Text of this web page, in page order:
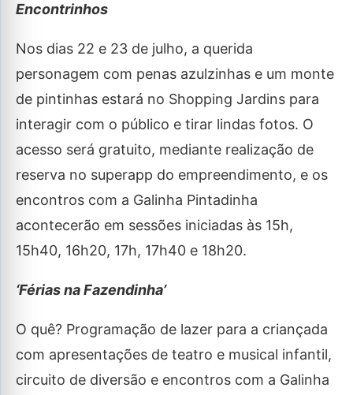
Encontrinhos
Nos dias 22 e 23 de julho, a querida
personagem com penas azulzinhas e um monte
de pintinhas estará no Shopping Jardins para
interagir com o público e tirar lindas fotos. O
acesso será gratuito, mediante realização de
reserva no superapp do empreendimento, e os
encontros com a Galinha Pintadinha
acontecerão em sessões iniciadas às 15h,
15h40, 16h20, 17h, 17h40 e 18h20.
‘Férias na Fazendinha’
O quê? Programação de lazer para a criançada
com apresentações de teatro e musical infantil,
circuito de diversão e encontros com a Galinha